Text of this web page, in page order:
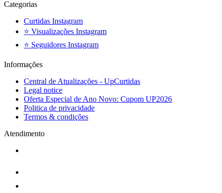
Categorias
Curtidas Instagram
⭐ Visualizações Instagram
⭐ Seguidores Instagram
Informações
Central de Atualizações - UpCurtidas
Legal notice
Oferta Especial de Ano Novo: Cupom UP2026
Politica de privacidade
Termos & condições
Atendimento